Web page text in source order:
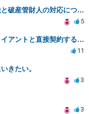
自己破産前に共有持分を守る方法と破産管財人の対応について
5
クラウドソーシングサイトのクライアントと直接契約する方法
11
きたい。
3
3